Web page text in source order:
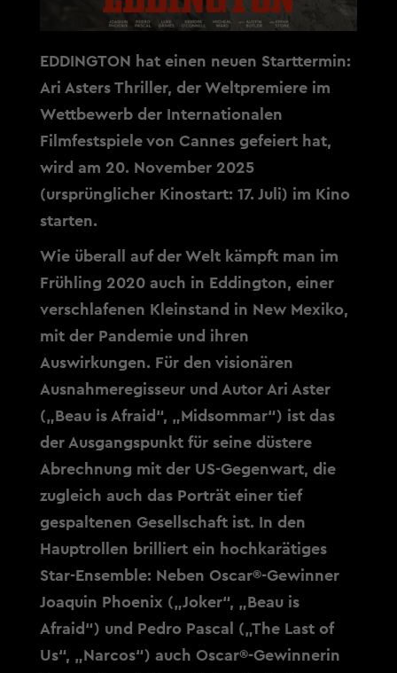
EDDINGTON hat einen neuen Starttermin:
Ari Asters Thriller, der Weltpremiere im
Wettbewerb der Internationalen
Filmfestspiele von Cannes gefeiert hat,
wird am 20. November 2025
(ursprünglicher Kinostart: 17. Juli) im Kino
starten.
Wie überall auf der Welt kämpft man im
Frühling 2020 auch in Eddington, einer
verschlafenen Kleinstand in New Mexiko,
mit der Pandemie und ihren
Auswirkungen. Für den visionären
Ausnahmeregisseur und Autor Ari Aster
(„Beau is Afraid“, „Midsommar“) ist das
der Ausgangspunkt für seine düstere
Abrechnung mit der US-Gegenwart, die
zugleich auch das Porträt einer tief
gespaltenen Gesellschaft ist. In den
Hauptrollen brilliert ein hochkarätiges
Star-Ensemble: Neben Oscar®-Gewinner
Joaquin Phoenix („Joker“, „Beau is
Afraid“) und Pedro Pascal („The Last of
Us“, „Narcos“) auch Oscar®-Gewinnerin